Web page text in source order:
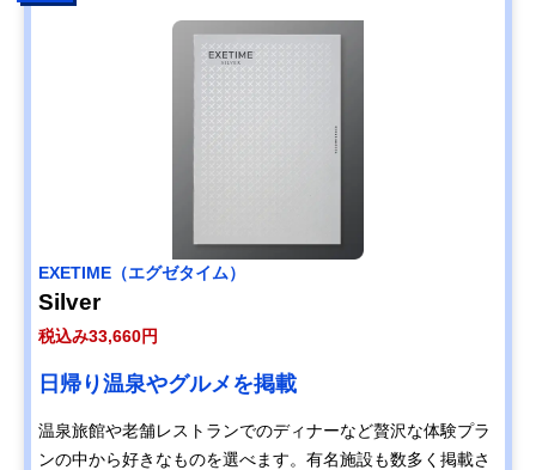
‎EXETIME（エグゼタイム）
Silver
税込み33,660円
日帰り温泉やグルメを掲載
温泉旅館や老舗レストランでのディナーなど贅沢な体験プラ
ンの中から好きなものを選べます。有名施設も数多く掲載さ